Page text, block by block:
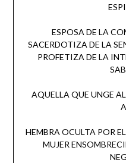
ESPOSA DE LA
SACERDOTIZA DE LA
PROFETIZA DE LA
AQUELLA QUE UNGE
HEMBRA OCULTA POR
MUJER